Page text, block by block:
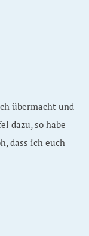
übermacht und
dazu, so habe
dass ich euch